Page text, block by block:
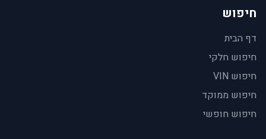
חיפוש
דף הבית
חיפוש חלקי
חיפוש VIN
חיפוש ממוקד
חיפוש חופשי